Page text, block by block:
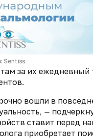
Sentiss
за их ежедневный
вошли в
—
ставит перед
приобретает